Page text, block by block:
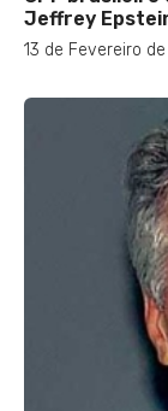
Jeffrey
13 de Fevereiro